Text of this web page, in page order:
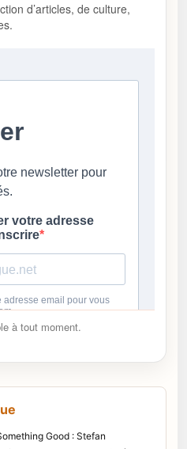
d’articles, de culture,
à tout moment.
Good : Stefan